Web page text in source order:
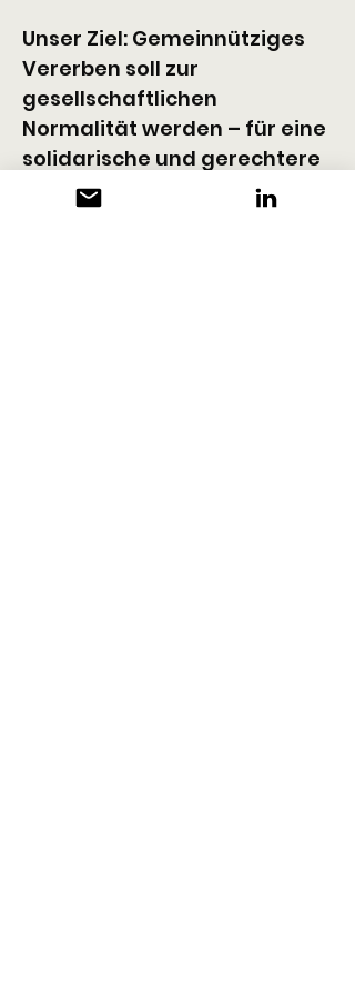
Unser Ziel: Gemeinnütziges
Vererben soll zur
gesellschaftlichen
Normalität werden – für eine
solidarische und gerechtere
Zukunft.